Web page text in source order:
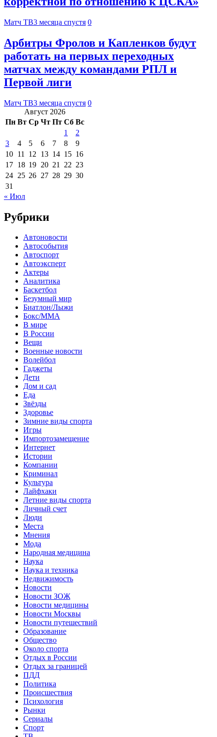
Матч ТВ3 месяца спустя 0
Арбитры Фролов и Капленков будут
работать на первых переходных
матчах между командами РПЛ и
Первой лиги
Матч ТВ3 месяца спустя 0
Август 2026
Пн Вт Ср Чт Пт Сб Вс
1
2
3
4 5 6 7 8
9
10 11 12 13 14 15 16
17 18 19 20 21 22 23
24 25 26 27 28 29 30
31
« Июл
Рубрики
Автоновости
Автособытия
Автоспорт
Автоэксперт
Актеры
Аналитика
Баскетбол
Безумный мир
Биатлон/Лыжи
Бокс/MMA
В мире
В России
Вещи
Военные новости
Волейбол
Гаджеты
Дети
Дом и сад
Еда
Звёзды
Здоровье
Зимние виды спорта
Игры
Импортозамещение
Интернет
Истории
Компании
Криминал
Культура
Лайфхаки
Летние виды спорта
Личный счет
Люди
Места
Мнения
Мода
Народная медицина
Наука
Наука и техника
Недвижимость
Новости
Новости ЗОЖ
Новости медицины
Новости Москвы
Новости путешествий
Образование
Общество
Около спорта
Отдых в России
Отдых за границей
ПДД
Политика
Происшествия
Психология
Рынки
Сериалы
Спорт